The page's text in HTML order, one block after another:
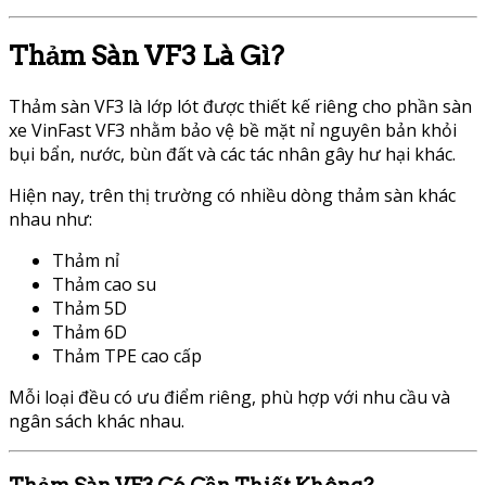
Thảm Sàn VF3 Là Gì?
Thảm sàn VF3 là lớp lót được thiết kế riêng cho phần sàn
xe VinFast VF3 nhằm bảo vệ bề mặt nỉ nguyên bản khỏi
bụi bẩn, nước, bùn đất và các tác nhân gây hư hại khác.
Hiện nay, trên thị trường có nhiều dòng thảm sàn khác
nhau như:
Thảm nỉ
Thảm cao su
Thảm 5D
Thảm 6D
Thảm TPE cao cấp
Mỗi loại đều có ưu điểm riêng, phù hợp với nhu cầu và
ngân sách khác nhau.